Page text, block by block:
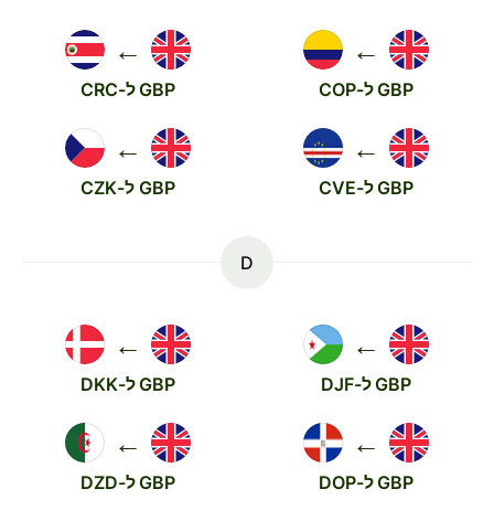
←
GBP ל-COP
←
GBP ל-CRC
←
GBP ל-CVE
←
GBP ל-CZK
D
←
GBP ל-DJF
←
GBP ל-DKK
←
GBP ל-DOP
←
GBP ל-DZD